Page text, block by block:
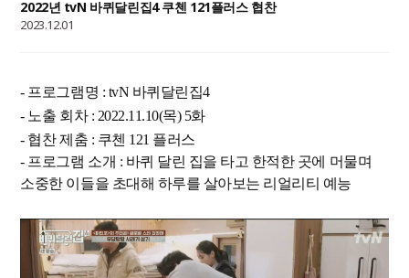
2022년 tvN 바퀴달린집4 쿠첸 121플러스 협찬
2023.12.01
- 프로그램명 : tvN 바퀴달린집4
- 노출 회차 : 2022.11.10(목) 5화
- 협찬 제춤 : 쿠첸 121 플러스
- 프로그램 소개 : 바퀴 달린 집을 타고 한적한 곳에 머물며
소중한 이들을 초대해 하루를 살아보는 리얼리티 예능